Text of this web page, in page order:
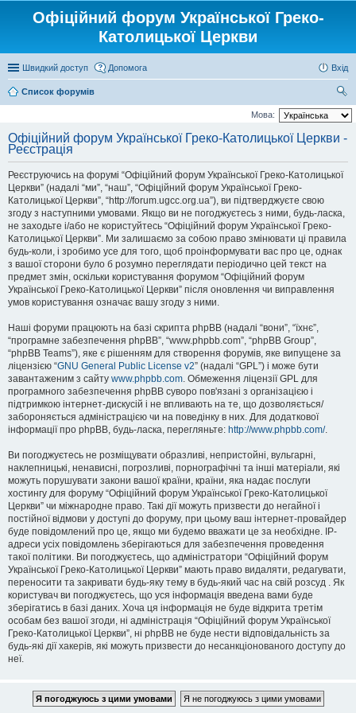
Офіційний форум Української Греко-
Католицької Церкви
Швидкий доступ Допомога Вхід
Список форумів
ош
Мова:
Офіційний форум Української Греко-Католицької Церкви -
Реєстрація
Реєструючись на форумі “Офіційний форум Української Греко-Католицької
Церкви” (надалі “ми”, “наш”, “Офіційний форум Української Греко-
Католицької Церкви”, “http://forum.ugcc.org.ua”), ви підтверджуєте свою
згоду з наступними умовами. Якщо ви не погоджуєтесь з ними, будь-ласка,
не заходьте і/або не користуйтесь “Офіційний форум Української Греко-
Католицької Церкви”. Ми залишаємо за собою право змінювати ці правила
будь-коли, і зробимо усе для того, щоб проінформувати вас про це, однак
з вашої сторони було б розумно переглядати періодично цей текст на
предмет змін, оскільки користування форумом “Офіційний форум
Української Греко-Католицької Церкви” після оновлення чи виправлення
умов користування означає вашу згоду з ними.
Наші форуми працюють на базі скрипта phpBB (надалі “вони”, “їхнє”,
“програмне забезпечення phpBB”, “www.phpbb.com”, “phpBB Group”,
“phpBB Teams”), яке є рішенням для створення форумів, яке випущене за
ліцензією “GNU General Public License v2” (надалі “GPL”) і може бути
завантаженим з сайту www.phpbb.com. Обмеження ліцензії GPL для
програмного забезпечення phpBB суворо пов'язані з організацією і
підтримкою інтернет-дискусій і не впливають на те, що дозволяється/
забороняється адміністрацією чи на поведінку в них. Для додаткової
інформації про phpBB, будь-ласка, перегляньте: http://www.phpbb.com/.
Ви погоджуєтесь не розміщувати образливі, непристойні, вульгарні,
наклепницькі, ненависні, погрозливі, порнографічні та інші матеріали, які
можуть порушувати закони вашої країни, країни, яка надає послуги
хостингу для форуму “Офіційний форум Української Греко-Католицької
Церкви” чи міжнародне право. Такі дії можуть призвести до негайної і
постійної відмови у доступі до форуму, при цьому ваш інтернет-провайдер
буде повідомлений про це, якщо ми будемо вважати це за необхідне. IP-
адреси усіх повідомлень зберігаються для забезпечення проведення
такої політики. Ви погоджуєтесь, що адміністратори “Офіційний форум
Української Греко-Католицької Церкви” мають право видаляти, редагувати,
переносити та закривати будь-яку тему в будь-який час на свій розсуд . Як
користувач ви погоджуєтесь, що уся інформація введена вами буде
зберігатись в базі даних. Хоча ця інформація не буде відкрита третім
особам без вашої згоди, ні адміністрація “Офіційний форум Української
Греко-Католицької Церкви”, ні phpBB не буде нести відповідальність за
будь-які дії хакерів, які можуть призвести до несанкціонованого доступу до
неї.